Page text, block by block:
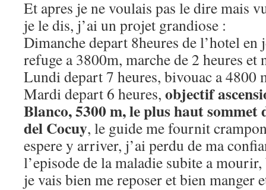
Et apres je ne voulais pas le dire mais
je le dis, j’ai un projet grandiose :
Dimanche depart 8heures de l’hotel
refuge a 3800m, marche de 2 heures et
Lundi depart 7 heures, bivouac a 4800
Mardi depart 6 heures, objectif
Blanco, 5300 m, le plus haut sommet
del Cocuy, le guide me fournit
espere y arriver, j’ai perdu de ma
l’episode de la maladie subite a
je vais bien me reposer et bien manger